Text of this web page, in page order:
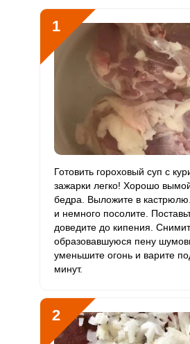
В5
Витамин
В6
2 мг
54.2 мкг 400 мкг
Витамин
3 мкг
Витамин
С
17.8 мкг 90 мкг
Витамин
D
Витамин
E
Биотин
Витамин
14.9 мкг 120 мкг
1
Готовить гороховый суп с
зажарки легко! Хорошо
бедра. Выложите в
и немного посолите.
доведите до кипения.
образовавшуюся пену
уменьшите огонь и варите
минут.
2